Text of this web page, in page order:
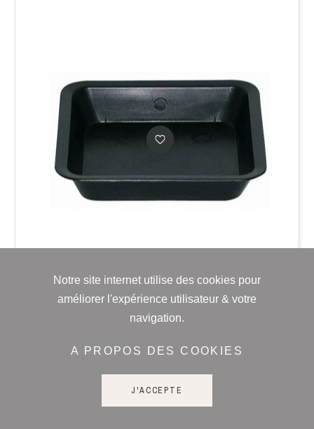
SOUCOUPE CARRE NOIRE - 30.5 x 30.5 cm ( 18L )
Prix conseillé: 2,30 € TTC
Notre site internet utilise des cookies pour
améliorer l'expérience utilisateur & votre
navigation.
A PROPOS DES COOKIES
J'ACCEPTE